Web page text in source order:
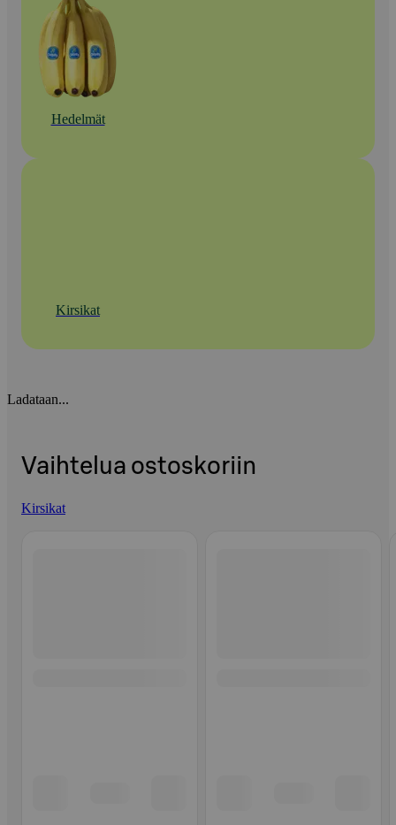
Hedelmät
Kirsikat
Ladataan...
Vaihtelua ostoskoriin
Kirsikat